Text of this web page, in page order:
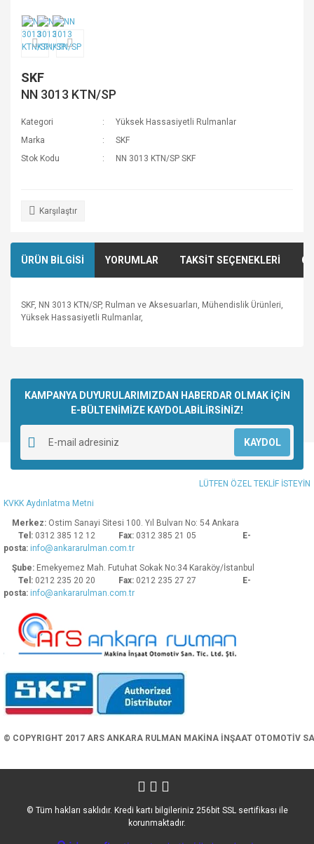
SKF
NN 3013 KTN/SP
Kategori
Yüksek Hassasiyetli Rulmanlar
Marka
SKF
Stok Kodu
NN 3013 KTN/SP SKF
Karşılaştır
ÜRÜN BİLGİSİ YORUMLAR TAKSİT SEÇENEKLERİ
SKF, NN 3013 KTN/SP, Rulman ve Aksesuarları, Mühendislik Ürünleri,
Yüksek Hassasiyetli Rulmanlar,
Yorum Yaz
kullanarak tarafımıza iletebilirsiniz.
Görüş ve önerileriniz için teşekkür ederiz.
Ürün resmi kalitesiz, bozuk veya görüntülenemiyor.
Ürün açıklamasında eksik bilgiler bulunuyor.
Ürün bilgilerinde hatalar bulunuyor.
Ürün fiyatı diğer sitelerden daha pahalı.
Bu ürüne benzer farklı alternatifler olmalı.
KAMPANYA DUYURULARIMIZDAN HABERDAR OLMAK İÇİN
E-BÜLTENİMİZE KAYDOLABİLİRSİNİZ!
KAYDOL
LÜTFEN ÖZEL TEKLİF İSTEYİN
KVKK Aydınlatma Metni
Merkez: Ostim Sanayi Sitesi 100. Yıl Bulvarı No: 54 Ankara
Tel: 0312 385 12 12 Fax: 0312 385 21 05
E-
posta: info@ankararulman.com.tr
Şube: Emekyemez Mah. Futuhat Sokak No:34 Karaköy/İstanbul
Tel: 0212 235 20 20 Fax: 0212 235 27 27
E-
posta: info@ankararulman.com.tr
© COPYRIGHT 2017 ARS ANKARA RULMAN MAKİNA İNŞAAT OTOMOTİV
© Tüm hakları saklıdır. Kredi kartı bilgileriniz 256bit SSL sertifikası ile
korunmaktadır.